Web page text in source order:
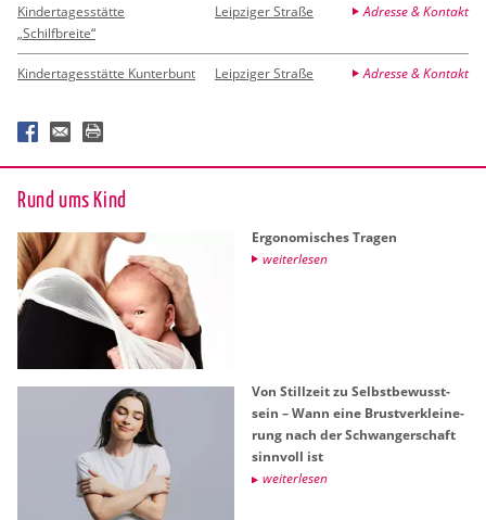
Kindertagesstätte
„Schilfbreite“
Leipziger Straße Adresse & Kontakt
Kindertagesstätte Kunterbunt Leipziger Straße Adresse & Kontakt
Rund ums Kind
Er­go­no­mi­sches Tra­gen
wei­ter­le­sen
Von Still­zeit zu Selbst­be­wusst­
sein – Wann eine Brust­ver­klei­ne­
rung nach der Schwan­ger­schaft
sinn­voll ist
wei­ter­le­sen